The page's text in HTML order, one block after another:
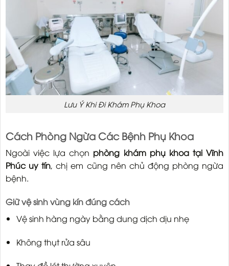
Lưu Ý Khi Đi Khám Phụ Khoa
Cách Phòng Ngừa Các Bệnh Phụ Khoa
Ngoài việc lựa chọn phòng khám phụ khoa tại Vĩnh
Phúc uy tín, chị em cũng nên chủ động phòng ngừa
bệnh.
Giữ vệ sinh vùng kín đúng cách
Vệ sinh hàng ngày bằng dung dịch dịu nhẹ
Không thụt rửa sâu